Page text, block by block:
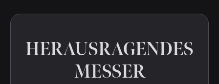
HERAUSRAGENDES
MESSER